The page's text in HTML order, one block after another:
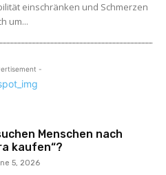
einschränken und Schmerzen
um...
-
Menschen nach
kaufen“?
5, 2026